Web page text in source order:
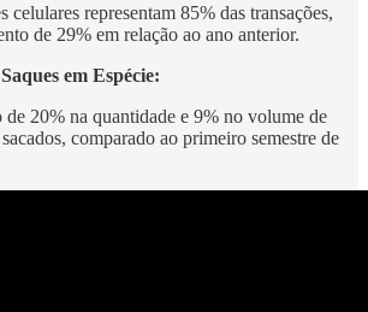
celulares representam 85% das transações,
de 29% em relação ao ano anterior.
em Espécie:
de 20% na quantidade e 9% no volume de
comparado ao primeiro semestre de